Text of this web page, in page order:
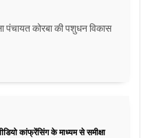
कोरबा की पशुधन विकास
कांफ्रेंसिंग के माध्यम से समीक्षा